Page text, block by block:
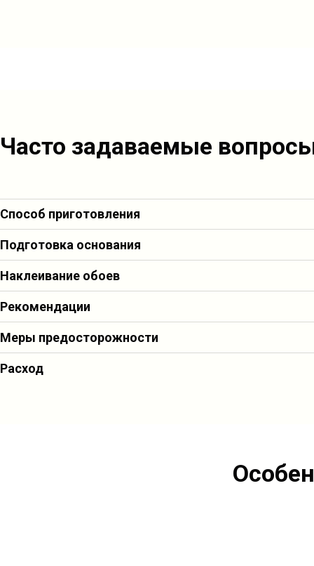
Часто задаваемые
Способ приготовления
Подготовка основания
Наклеивание обоев
Рекомендации
Меры предосторожности
Расход